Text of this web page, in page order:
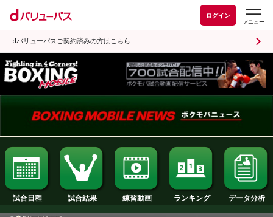
ログイン
dバリューパスご契約済みの方はこちら